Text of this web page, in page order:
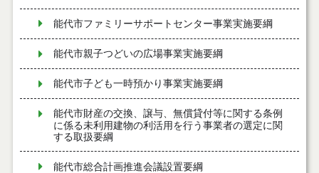
能代市ファミリーサポートセンター事業実施要綱
能代市親子つどいの広場事業実施要綱
能代市子ども一時預かり事業実施要綱
能代市財産の交換、譲与、無償貸付等に関する条例
に係る未利用建物の利活用を行う事業者の選定に関
する取扱要綱
能代市総合計画推進会議設置要綱